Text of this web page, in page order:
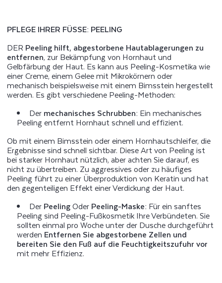
PFLEGE IHRER FÜSSE: PEELING
DER Peeling hilft, abgestorbene Hautablagerungen zu
entfernen, zur Bekämpfung von Hornhaut und
Gelbfärbung der Haut. Es kann aus Peeling-Kosmetika wie
einer Creme, einem Gelee mit Mikrokörnern oder
mechanisch beispielsweise mit einem Bimsstein hergestellt
werden. Es gibt verschiedene Peeling-Methoden:
Der mechanisches Schrubben: Ein mechanisches
Peeling entfernt Hornhaut schnell und effizient.
Ob mit einem Bimsstein oder einem Hornhautschleifer, die
Ergebnisse sind schnell sichtbar. Diese Art von Peeling ist
bei starker Hornhaut nützlich, aber achten Sie darauf, es
nicht zu übertreiben. Zu aggressives oder zu häufiges
Peeling führt zu einer Überproduktion von Keratin und hat
den gegenteiligen Effekt einer Verdickung der Haut.
Der PeelingOder Peeling-Maske: Für ein sanftes
Peeling sind Peeling-Fußkosmetik Ihre Verbündeten. Sie
sollten einmal pro Woche unter der Dusche durchgeführt
werden Entfernen Sie abgestorbene Zellen und
bereiten Sie den Fuß auf die Feuchtigkeitszufuhr vor
mit mehr Effizienz.